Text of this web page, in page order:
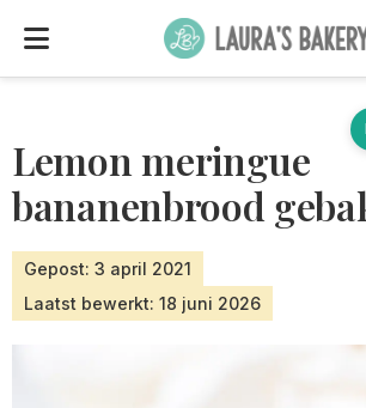
Lemon meringue
bananenbrood
Gepost: 3 april 2021
Laatst bewerkt: 18 juni 2026